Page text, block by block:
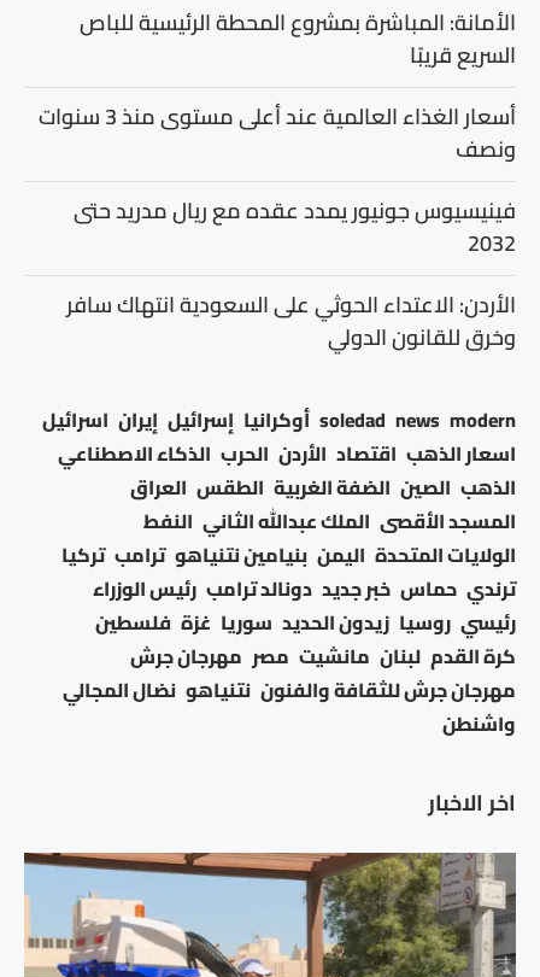
اخر الاخبار
الأمانة: المباشرة بمشروع المحطة الرئيسية للباص
السريع قريبًا
أسعار الغذاء العالمية عند أعلى مستوى منذ 3 سنوات
ونصف
فينيسيوس جونيور يمدد عقده مع ريال مدريد حتى
2032
الأردن: الاعتداء الحوثي على السعودية انتهاك سافر
وخرق للقانون الدولي
modern
news
soledad أوكرانيا إسرائيل إيران اسرائيل
اسعار الذهب اقتصاد الأردن الحرب الذكاء الاصطناعي
الذهب الصين الضفة الغربية الطقس العراق
المسجد الأقصى الملك عبدالله الثاني النفط
الولايات المتحدة اليمن بنيامين نتنياهو ترامب تركيا
ترندي حماس خبر جديد دونالد ترامب رئيس الوزراء
رئيسي روسيا زيدون الحديد سوريا غزة فلسطين
كرة القدم لبنان مانشيت مصر مهرجان جرش
مهرجان جرش للثقافة والفنون نتنياهو نضال المجالي
واشنطن